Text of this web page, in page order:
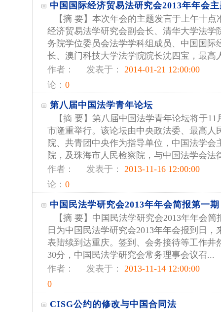
中国国际经济贸易法研究会2013年年会
【摘 要】本次年会的主题发言于上午十
经济贸易法学研究会副会长、清华大学法学
务院学位委员会法学学科组成员、中国国际
长、澳门科技大学法学院院长沈四宝，最高
作者：
发表于： 2014-01-21 12:00:00
论： 0
第八届中国法学青年论坛
【摘 要】第八届中国法学青年论坛将于
市隆重举行。该论坛由中央政法委、最高人
院、共青团中央作为指导单位，中国法学会
院，及珠海市人民检察院，与中国法学会法
作者：
发表于： 2013-11-16 12:00:00
论： 0
中国民法学研究会2013年年会简报第一期
【摘 要】中国民法学研究会2013年年会简
日为中国民法学研究会2013年年会报到日
表陆续到达重庆。签到、会务接待等工作井
30分，中国民法学研究会常务理事会议召...
作者：
发表于： 2013-11-14 12:00:00
0
CISG公约的修改与中国合同法